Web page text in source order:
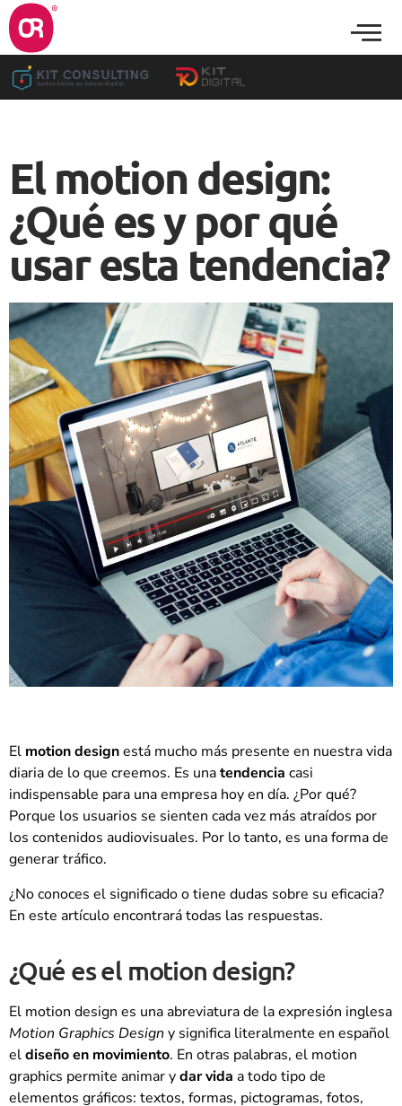
El motion design:
¿Qué es y por qué
usar esta tendencia?
El motion designestá mucho más presente en nuestra vida
diaria de lo que creemos. Es unatendencia casi
indispensable para una empresa hoy en día. ¿Por qué?
Porque los usuarios se sienten cada vez más atraídos por
los contenidos audiovisuales. Por lo tanto, es una forma de
generar tráfico.
¿No conoces el significado o tiene dudas sobre su eficacia?
En este artículo encontrará todas las respuestas.
¿Qué es el motion design?
El motion design es una abreviatura de la expresión inglesa
Motion Graphics Design y significa literalmente en español
eldiseño en movimiento. En otras palabras, el motion
graphics permite animar ydar vida a todo tipo de
elementos gráficos: textos, formas, pictogramas, fotos,